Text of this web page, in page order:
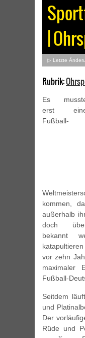
|
▷ Letzte
Rubrik:
Es
erst
Fußball-
kommen,
außerhalb
doch
bekannt
vor zehn
maximaler
Fußball-
Seitdem
und
Der
Rüde und